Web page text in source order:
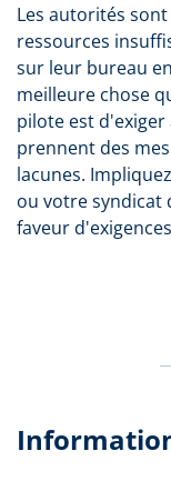
Les autorités
ressources
sur leur bureau
meilleure chose
pilote est
prennent des
lacunes.
ou votre syndicat
faveur